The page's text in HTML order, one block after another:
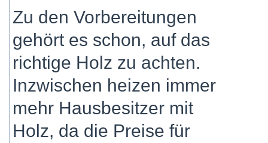
Zu den Vorbereitungen
gehört es schon, auf das
richtige Holz zu achten.
Inzwischen heizen immer
mehr Hausbesitzer mit
Holz, da die Preise für